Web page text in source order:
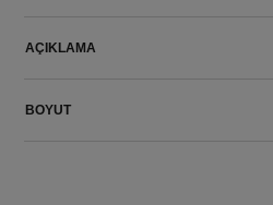
AÇIKLAMA
BOYUT